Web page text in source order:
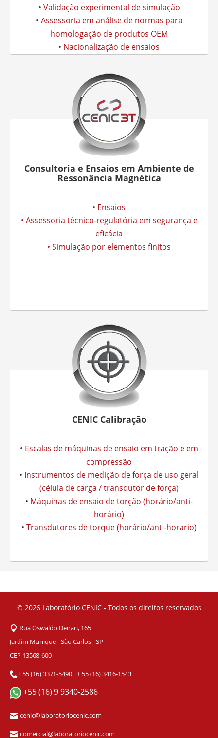
• Validação experimental de simulação
• Assessoria em análise de normas para
homologação de produtos OEM
• Nacionalização de ensaios
Consultoria e Ensaios em Ambiente de
Ressonância Magnética
• Ensaios
• Assessoria técnico-regulatória em segurança e
eficácia
• Simulação por elementos finitos
CENIC Calibração
• Escalas de máquinas de ensaio em tração e em
compressão
• Instrumentos de medição de força de uso geral
(célula de carga / transdutor de força)
• Máquinas de ensaio de torção (horário/anti-
horário)
• Transdutores de torque (horário/anti-horário)
© 2026 Laboratório CENIC - Todos os direitos reservados
Rua Oswaldo Denari, 165
Jardim Munique - São Carlos - SP
CEP 13568-600
+ 55 (16) 3371-5490 |+ 55 (16) 3416-1543
+55 (16) 9 9340-2586
cenic@laboratoriocenic.com
comercial@laboratoriocenic.com